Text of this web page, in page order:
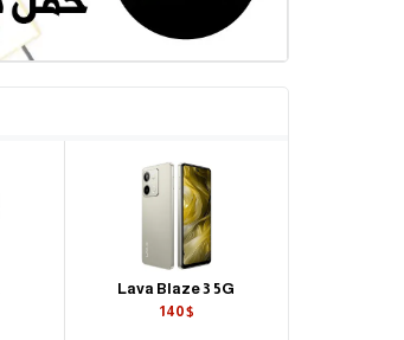
Lava Blaze 3 5G
140$